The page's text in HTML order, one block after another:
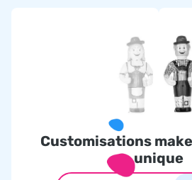
Customisations
unique